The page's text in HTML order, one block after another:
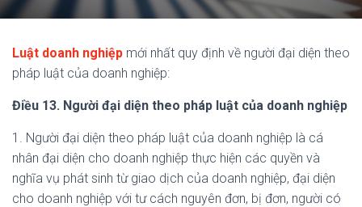
Luật doanh nghiệp mới nhất quy định về người đại diện theo
pháp luật của doanh nghiệp:
Điều 13. Người đại diện theo pháp luật của doanh nghiệp
1. Người đại diện theo pháp luật của doanh nghiệp là cá
nhân đại diện cho doanh nghiệp thực hiện các quyền và
nghĩa vụ phát sinh từ giao dịch của doanh nghiệp, đại diện
cho doanh nghiệp với tư cách nguyên đơn, bị đơn, người có